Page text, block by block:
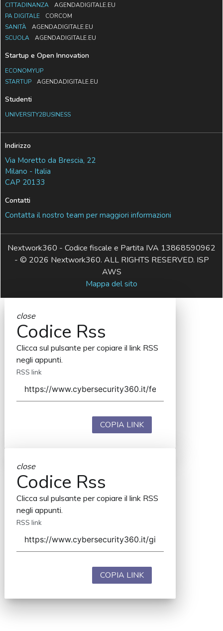
CITTADINANZA
AGENDADIGITALE.EU
PA DIGITALE
CORCOM
SANITÀ
AGENDADIGITALE.EU
SCUOLA
AGENDADIGITALE.EU
Startup e Open Innovation
ECONOMYUP
STARTUP
AGENDADIGITALE.EU
Studenti
UNIVERSITY2BUSINESS
Indirizzo
Via Moretto da Brescia, 22
Milano - Italia
CAP 20133
Contatti
Contatta il nostro team per maggiori informazioni
Nextwork360 - Codice fiscale e Partita IVA 13868590962
- © 2026 Nextwork360. ALL RIGHTS RESERVED. ISP
AWS
Mappa del sito
close
Codice Rss
Clicca sul pulsante per copiare il link RSS
negli appunti.
RSS link
COPIA LINK
close
Codice Rss
Clicca sul pulsante per copiare il link RSS
negli appunti.
RSS link
COPIA LINK